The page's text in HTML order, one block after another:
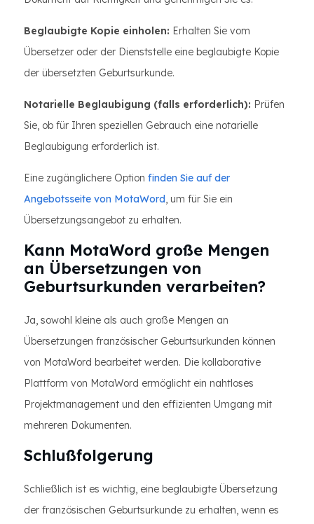
Beglaubigte Kopie einholen: Erhalten Sie vom
Übersetzer oder der Dienststelle eine beglaubigte Kopie
der übersetzten Geburtsurkunde.
Notarielle Beglaubigung (falls erforderlich): Prüfen
Sie, ob für Ihren speziellen Gebrauch eine notarielle
Beglaubigung erforderlich ist.
Eine zugänglichere Option finden Sie auf der
Angebotsseite von MotaWord, um für Sie ein
Übersetzungsangebot zu erhalten.
Kann MotaWord große Mengen
an Übersetzungen von
Geburtsurkunden verarbeiten?
Ja, sowohl kleine als auch große Mengen an
Übersetzungen französischer Geburtsurkunden können
von MotaWord bearbeitet werden. Die kollaborative
Plattform von MotaWord ermöglicht ein nahtloses
Projektmanagement und den effizienten Umgang mit
mehreren Dokumenten.
Schlußfolgerung
Schließlich ist es wichtig, eine beglaubigte Übersetzung
der französischen Geburtsurkunde zu erhalten, wenn es